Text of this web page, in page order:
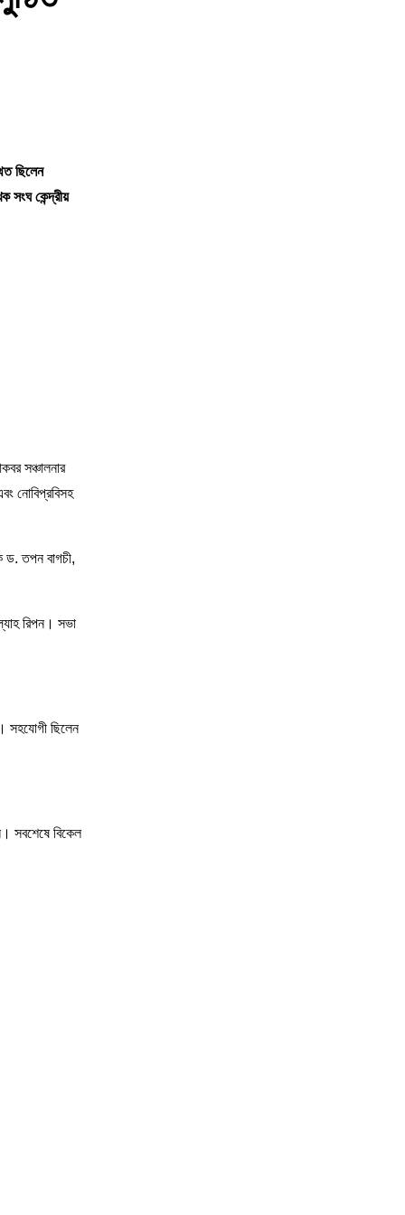
ছিলেন
সংঘ কেন্দ্রীয়
সঞ্চালনার
নোবিপ্রবিসহ
ড. তপন বাগচী,
রিপন। সভা
সহযোগী ছিলেন
সবশেষে বিকেল